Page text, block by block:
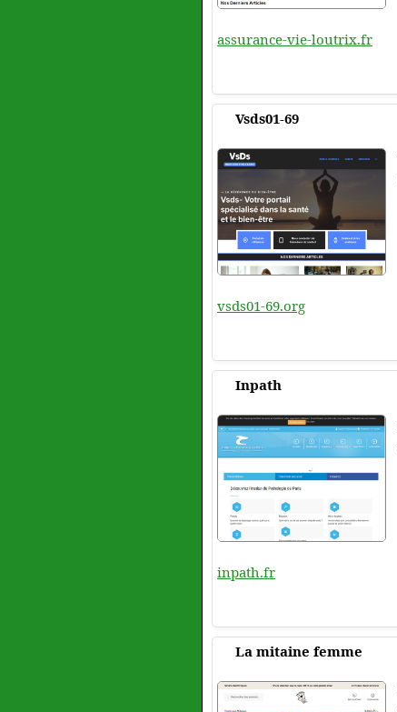
assurance-vie-loutrix.fr
Vsds01-69
vsds01-69.org
Inpath
inpath.fr
La mitaine femme